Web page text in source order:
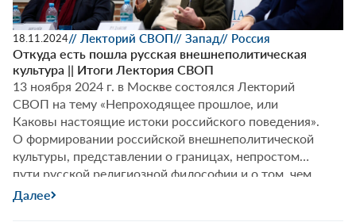
Или
друзья
с
такими
врагами?
Феномен
союзника
в
современном
мире||
18.11.2024// Лекторий СВОП// Запад// Россия
Откуда есть пошла русская внешнеполитическая
культура || Итоги Лектория СВОП
13 ноября 2024 г. в Москве состоялся Лекторий
СВОП на тему «Непроходящее прошлое, или
Каковы настоящие истоки российского поведения».
О формировании российской внешнеполитической
культуры, представлении о границах, непростом
пути русской религиозной философии и о том, чем
обусловлен многонациональный и
Далее